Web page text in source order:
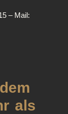
– Mail:
als